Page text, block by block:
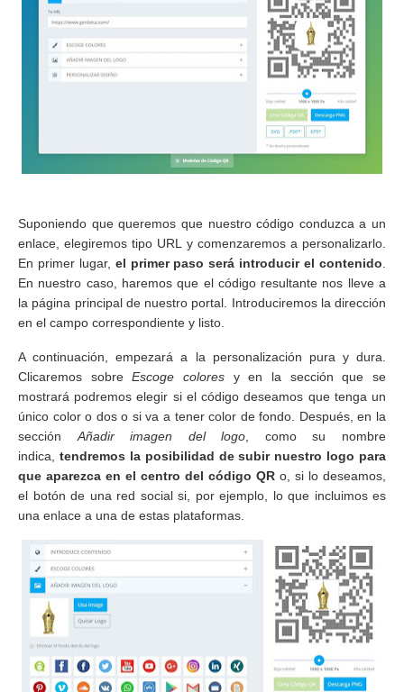
Suponiendo que queremos que nuestro código conduzca a un
enlace, elegiremos tipo URL y comenzaremos a personalizarlo.
En primer lugar, el primer paso será introducir el contenido
En nuestro caso, haremos que el código resultante nos lleve a
la página principal de nuestro portal. Introduciremos la dirección
en el campo correspondiente y listo.
A continuación, empezará a la personalización pura y dura.
Clicaremos sobreEscoge colores y en la sección que se
mostrará podremos elegir si el código deseamos que tenga un
único color o dos o si va a tener color de fondo. Después, en la
sección Añadir imagen del logo , como su nombre
indica, tendremos la posibilidad de subir nuestro logo para
que aparezca en el centro del código QR o, si lo deseamos,
el botón de una red social si, por ejemplo, lo que incluimos es
una enlace a una de estas plataformas.